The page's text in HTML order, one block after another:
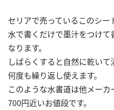
セリアで売っているこのシー
水で書くだけで墨汁をつけ
なります。
しばらくすると自然に乾いて
何度も繰り返し使えます。
このような水書道は他メー
700円近いお値段です。